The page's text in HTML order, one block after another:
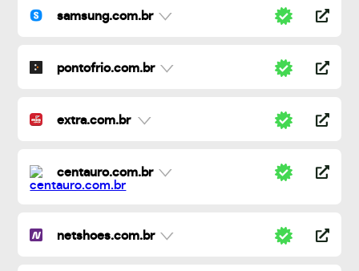
samsung.com.br
pontofrio.com.br
extra.com.br
centauro.com.br
netshoes.com.br